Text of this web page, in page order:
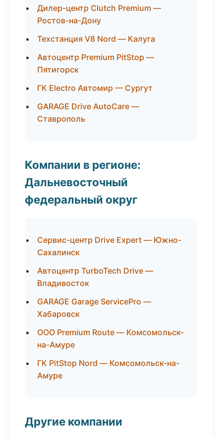
Дилер-центр Clutch Premium —
Ростов-на-Дону
Техстанция V8 Nord — Калуга
Автоцентр Premium PitStop —
Пятигорск
ГК Electro Автомир — Сургут
GARAGE Drive AutoCare —
Ставрополь
Компании в регионе:
Дальневосточный
федеральный округ
Сервис-центр Drive Expert — Южно-
Сахалинск
Автоцентр TurboTech Drive —
Владивосток
GARAGE Garage ServicePro —
Хабаровск
ООО Premium Route — Комсомольск-
на-Амуре
ГК PitStop Nord — Комсомольск-на-
Амуре
Другие компании